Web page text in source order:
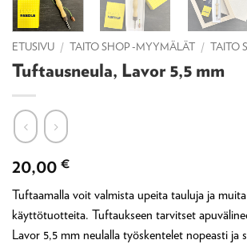
ETUSIVU / TAITO SHOP -MYYMÄLÄT / TAITO
Tuftausneula, Lavor 5,5 mm
20,00 €
Tuftaamalla voit valmista upeita tauluja ja
käyttötuotteita. Tuftaukseen tarvitset
Lavor 5,5 mm neulalla työskentelet nopeasti ja